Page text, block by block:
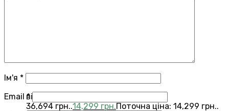
від
36,694 грн..14,299 грн.Поточна ціна: 14,299 грн..
Ім'я *
Email *